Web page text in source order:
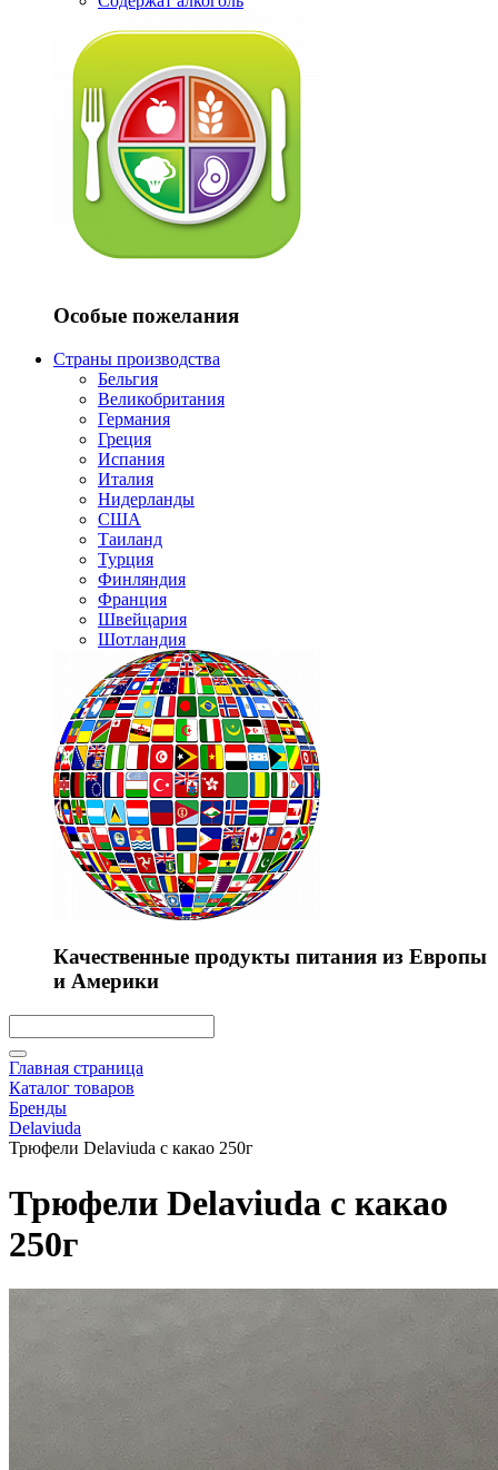
Особые пожелания
Страны производства
Бельгия
Великобритания
Германия
Греция
Испания
Италия
Нидерланды
США
Таиланд
Турция
Финляндия
Франция
Швейцария
Шотландия
Качественные продукты питания из Европы
и Америки
Главная страница
Каталог товаров
Бренды
Delaviuda
Трюфели Delaviuda с какао 250г
Трюфели Delaviuda с какао
250г